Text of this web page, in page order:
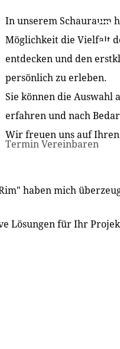
In unserem Schauraum
Möglichkeit die Vielfalt
entdecken und den
persönlich zu erleben.
Sie können die Auswahl
erfahren und nach
Wir freuen uns auf Ihren
Termin Vereinbaren
haben mich
Lösungen für Ihr